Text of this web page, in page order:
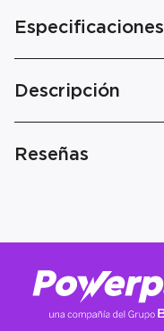
Especificaciones
Descripción
Reseñas